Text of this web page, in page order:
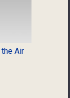
Air